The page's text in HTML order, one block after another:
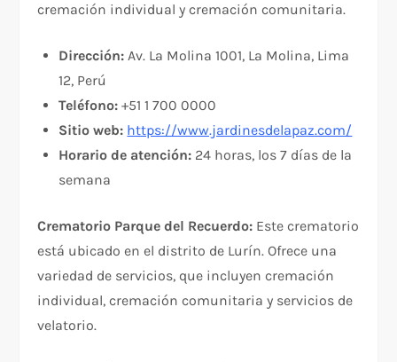
cremación individual y cremación comunitaria.
Dirección: Av. La Molina 1001, La Molina, Lima
12, Perú
Teléfono: +51 1 700 0000
Sitio web: https://www.jardinesdelapaz.com/
Horario de atención: 24 horas, los 7 días de la
semana
Crematorio Parque del Recuerdo: Este crematorio
está ubicado en el distrito de Lurín. Ofrece una
variedad de servicios, que incluyen cremación
individual, cremación comunitaria y servicios de
velatorio.